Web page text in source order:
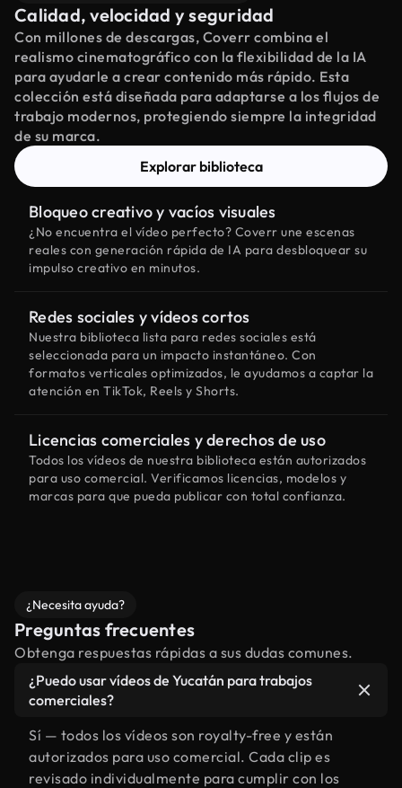
Calidad, velocidad y seguridad
Con millones de descargas, Coverr combina el
realismo cinematográfico con la flexibilidad de la IA
para ayudarle a crear contenido más rápido. Esta
colección está diseñada para adaptarse a los flujos de
trabajo modernos, protegiendo siempre la integridad
de su marca.
Explorar biblioteca
Bloqueo creativo y vacíos visuales
¿No encuentra el vídeo perfecto? Coverr une escenas
reales con generación rápida de IA para desbloquear su
impulso creativo en minutos.
Redes sociales y vídeos cortos
Nuestra biblioteca lista para redes sociales está
seleccionada para un impacto instantáneo. Con
formatos verticales optimizados, le ayudamos a captar la
atención en TikTok, Reels y Shorts.
Licencias comerciales y derechos de uso
Todos los vídeos de nuestra biblioteca están autorizados
para uso comercial. Verificamos licencias, modelos y
marcas para que pueda publicar con total confianza.
¿Necesita ayuda?
Preguntas frecuentes
Obtenga respuestas rápidas a sus dudas comunes.
¿Puedo usar vídeos de Yucatán para trabajos
comerciales?
Sí — todos los vídeos son royalty-free y están
autorizados para uso comercial. Cada clip es
revisado individualmente para cumplir con los